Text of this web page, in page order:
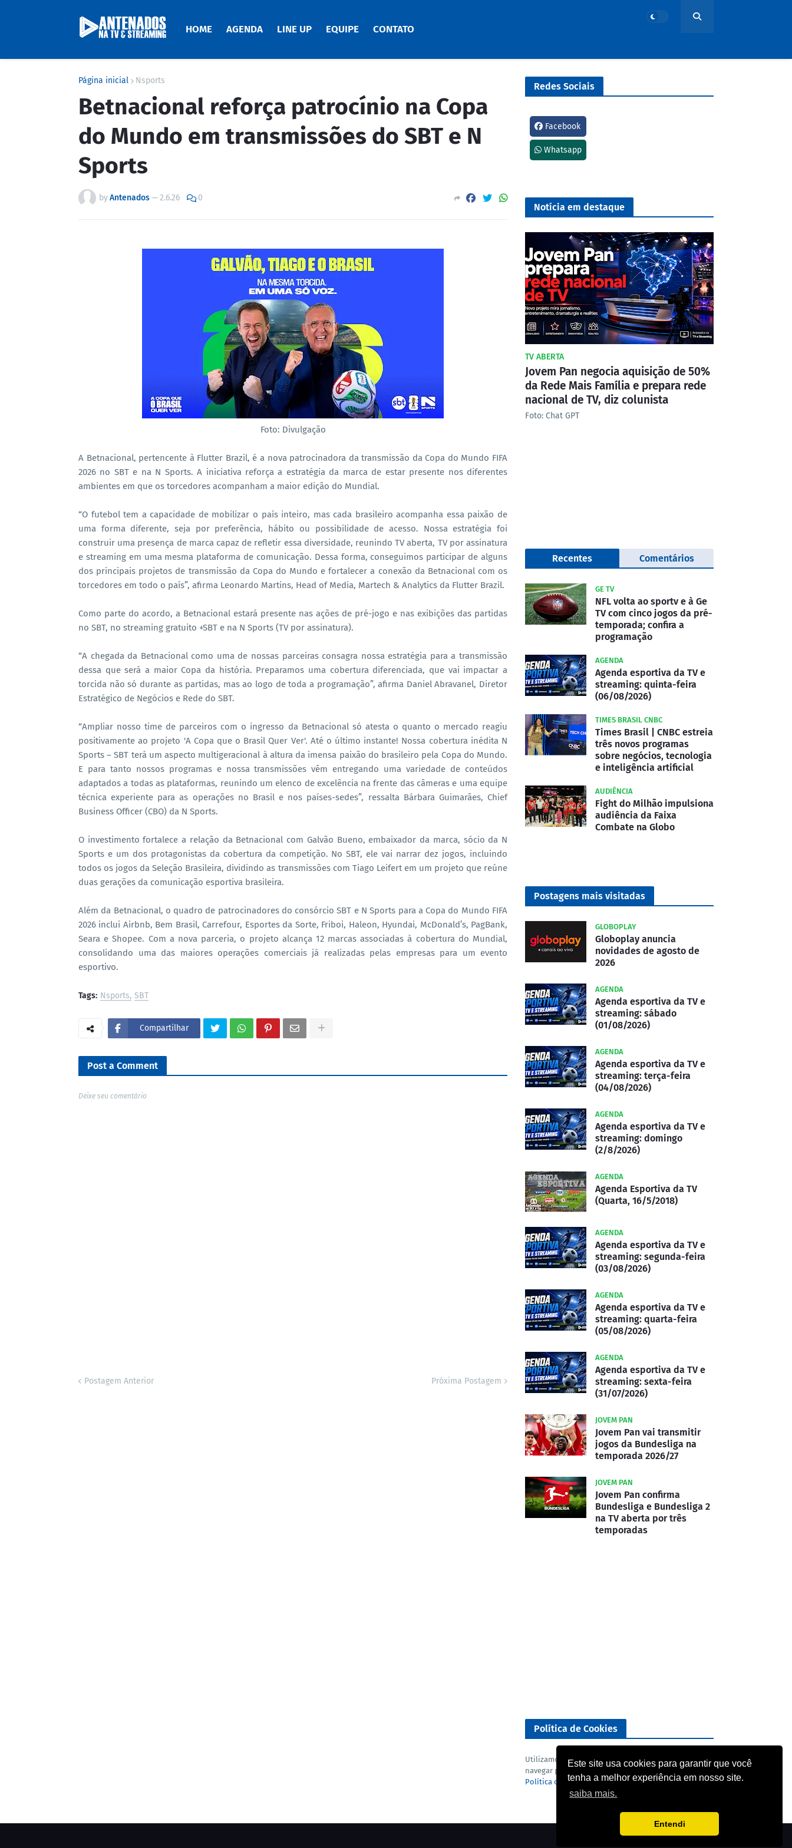
Este site usa cookies para garantir que você
tenha a melhor experiência em nosso site.
saiba mais.
Entendi
HOME AGENDA LINE UP EQUIPE CONTATO
Página inicial Nsports
Betnacional reforça patrocínio na Copa
do Mundo em transmissões do SBT e N
Sports
byAntenados—2.6.26 0
Foto: Divulgação
A Betnacional, pertencente à Flutter Brazil, é a nova patrocinadora da transmissão da Copa do Mundo FIFA
2026 no SBT e na N Sports. A iniciativa reforça a estratégia da marca de estar presente nos diferentes
ambientes em que os torcedores acompanham a maior edição do Mundial.
“O futebol tem a capacidade de mobilizar o país inteiro, mas cada brasileiro acompanha essa paixão de
uma forma diferente, seja por preferência, hábito ou possibilidade de acesso. Nossa estratégia foi
construir uma presença de marca capaz de refletir essa diversidade, reunindo TV aberta, TV por assinatura
e streaming em uma mesma plataforma de comunicação. Dessa forma, conseguimos participar de alguns
dos principais projetos de transmissão da Copa do Mundo e fortalecer a conexão da Betnacional com os
torcedores em todo o país”, afirma Leonardo Martins, Head of Media, Martech & Analytics da Flutter Brazil.
Como parte do acordo, a Betnacional estará presente nas ações de pré-jogo e nas exibições das partidas
no SBT, no streaming gratuito +SBT e na N Sports (TV por assinatura).
“A chegada da Betnacional como uma de nossas parceiras consagra nossa estratégia para a transmissão
dessa que será a maior Copa da história. Preparamos uma cobertura diferenciada, que vai impactar a
torcida não só durante as partidas, mas ao logo de toda a programação”, afirma Daniel Abravanel, Diretor
Estratégico de Negócios e Rede do SBT.
“Ampliar nosso time de parceiros com o ingresso da Betnacional só atesta o quanto o mercado reagiu
positivamente ao projeto 'A Copa que o Brasil Quer Ver'. Até o último instante! Nossa cobertura inédita N
Sports – SBT terá um aspecto multigeracional à altura da imensa paixão do brasileiro pela Copa do Mundo.
E para tanto nossos programas e nossa transmissões vêm entregando uma variedade de conteúdos
adaptados a todas as plataformas, reunindo um elenco de excelência na frente das câmeras e uma equipe
técnica experiente para as operações no Brasil e nos países-sedes”, ressalta Bárbara Guimarães, Chief
Business Officer (CBO) da N Sports.
O investimento fortalece a relação da Betnacional com Galvão Bueno, embaixador da marca, sócio da N
Sports e um dos protagonistas da cobertura da competição. No SBT, ele vai narrar dez jogos, incluindo
todos os jogos da Seleção Brasileira, dividindo as transmissões com Tiago Leifert em um projeto que reúne
duas gerações da comunicação esportiva brasileira.
Além da Betnacional, o quadro de patrocinadores do consórcio SBT e N Sports para a Copa do Mundo FIFA
2026 inclui Airbnb, Bem Brasil, Carrefour, Esportes da Sorte, Friboi, Haleon, Hyundai, McDonald’s, PagBank,
Seara e Shopee. Com a nova parceria, o projeto alcança 12 marcas associadas à cobertura do Mundial,
consolidando uma das maiores operações comerciais já realizadas pelas empresas para um evento
esportivo.
Tags: Nsports SBT
Compartilhar
Post a Comment
Deixe seu comentário
Postagem Anterior Próxima Postagem
Redes Sociais
Facebook
Whatsapp
Notícia em destaque
TV ABERTA
Jovem Pan negocia aquisição de 50%
da Rede Mais Família e prepara rede
nacional de TV, diz colunista
Foto: Chat GPT
Recentes Comentários
GE TV
NFL volta ao sportv e à Ge
TV com cinco jogos da pré-
temporada; confira a
programação
AGENDA
Agenda esportiva da TV e
streaming: quinta-feira
(06/08/2026)
TIMES BRASIL CNBC
Times Brasil | CNBC estreia
três novos programas
sobre negócios, tecnologia
e inteligência artificial
AUDIÊNCIA
Fight do Milhão impulsiona
audiência da Faixa
Combate na Globo
Postagens mais visitadas
GLOBOPLAY
Globoplay anuncia
novidades de agosto de
2026
AGENDA
Agenda esportiva da TV e
streaming: sábado
(01/08/2026)
AGENDA
Agenda esportiva da TV e
streaming: terça-feira
(04/08/2026)
AGENDA
Agenda esportiva da TV e
streaming: domingo
(2/8/2026)
AGENDA
Agenda Esportiva da TV
(Quarta, 16/5/2018)
AGENDA
Agenda esportiva da TV e
streaming: segunda-feira
(03/08/2026)
AGENDA
Agenda esportiva da TV e
streaming: quarta-feira
(05/08/2026)
AGENDA
Agenda esportiva da TV e
streaming: sexta-feira
(31/07/2026)
JOVEM PAN
Jovem Pan vai transmitir
jogos da Bundesliga na
temporada 2026/27
JOVEM PAN
Jovem Pan confirma
Bundesliga e Bundesliga 2
na TV aberta por três
temporadas
Política de Cookies
Utilizamos cookies para analisar o nosso tráfego. Ao
navegar pelo blog você concorda com a nossa
Política de privacidadeeTermo de uso.